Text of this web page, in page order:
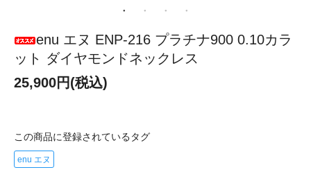
enu エヌ ENP-216 プラチナ900 0.10カラ
ット ダイヤモンドネックレス
25,900円(税込)
この商品に登録されているタグ
enu エヌ